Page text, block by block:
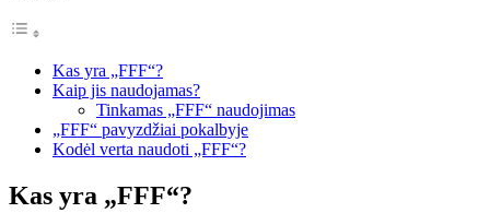
Kas yra „FFF“?
Kaip jis naudojamas?
Tinkamas „FFF“ naudojimas
„FFF“ pavyzdžiai pokalbyje
Kodėl verta naudoti „FFF“?
Kas yra „FFF“?